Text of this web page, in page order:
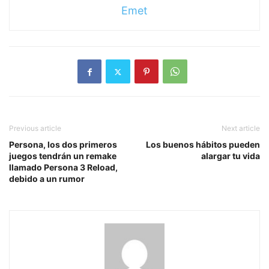
Emet
Previous article
Persona, los dos primeros
juegos tendrán un remake
llamado Persona 3 Reload,
debido a un rumor
Next article
Los buenos hábitos pueden
alargar tu vida